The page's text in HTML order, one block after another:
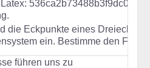
die Eckpunkte eines Dreiecks.
ein. Bestimme den
führen uns zu